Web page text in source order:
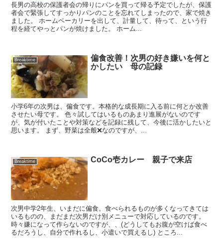
長男の高校の保護者会の帰りにパンを買って帰る予定でしたが、保護
者会で緊張してすっかりパンのことを忘れてしまったので、家で焼き
ました。 ホームベーカリーを出して、計量して、待って、という行
程を経てやっとパンが焼けました。 ホーム...
Breaktime
偏食改善！次男の好き嫌いを何と
かしたい 母の記録
小学6年の次男は、偏食です。本格的な成長期に入る前に何とか改善
させたい母です。 色々試してはいるものあまり進展がないのです
が、気が付いたことや対策などを記録に残して、今後に活かしたいと
思います。 まず、野菜は全般❌なのですが、...
Breaktime CoCo壱カレー 親子で来店
次男中学2年生、いまだに偏食。食べられるものが多くなってきては
いるものの、まだまだ次男だけ別メニューで対応しているのです。
時々嫌になって作らないのですが、、(どうしてもお腹が空けば食べ
るだろうし、自分で作れるし、小遣いで買えるし) ところ...